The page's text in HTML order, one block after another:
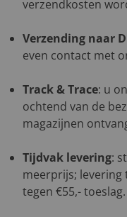
verzendkosten
Verzending naar
even contact met
Track & Trace: u
ochtend van de
magazijnen
Tijdvak levering:
meerprijs; levering
tegen €55,- toeslag.